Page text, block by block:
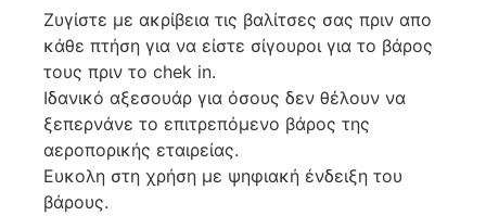
Ζυγίστε με ακρίβεια τις βαλίτσες σας πριν απο
κάθε πτήση για να είστε σίγουροι για το βάρος
τους πριν το chek in.
Ιδανικό αξεσουάρ για όσους δεν θέλουν να
ξεπερνάνε το επιτρεπόμενο βάρος της
αεροπoρικής εταιρείας.
Ευκολη στη χρήση με ψηφιακή ένδειξη του
βάρους.